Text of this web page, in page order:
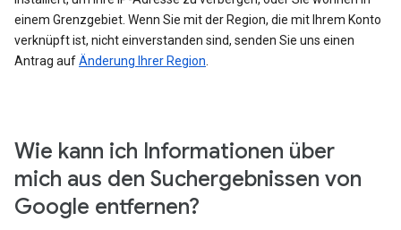
einem Grenzgebiet. Wenn Sie mit der Region, die mit Ihrem Konto
verknüpft ist, nicht einverstanden sind, senden Sie uns einen
Antrag aufÄnderung Ihrer Region
Wie kann ich Informationen über
mich aus den Suchergebnissen von
Google entfernen?